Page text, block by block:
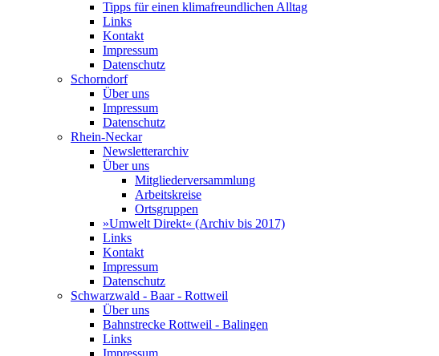
Tipps für einen klimafreundlichen Alltag
Links
Kontakt
Impressum
Datenschutz
Schorndorf
Über uns
Impressum
Datenschutz
Rhein-Neckar
Newsletterarchiv
Über uns
Mitgliederversammlung
Arbeitskreise
Ortsgruppen
»Umwelt Direkt« (Archiv bis 2017)
Links
Kontakt
Impressum
Datenschutz
Schwarzwald - Baar - Rottweil
Über uns
Bahnstrecke Rottweil - Balingen
Links
Impressum